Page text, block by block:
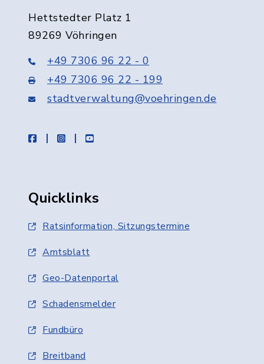
Hettstedter Platz 1
89269 Vöhringen
+49 7306 96 22 - 0
+49 7306 96 22 - 199
stadtverwaltung@voehringen.de
facebookinstagramyoutube
Quicklinks
Ratsinformation, Sitzungstermine
Amtsblatt
Geo-Datenportal
Schadensmelder
Fundbüro
Breitband